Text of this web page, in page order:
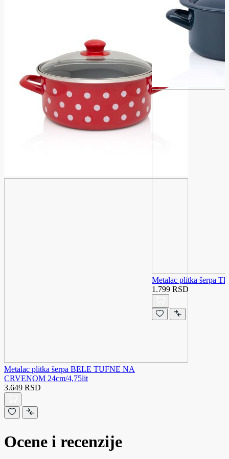
Metalac plitka šerpa BELE TUFNE NA
CRVENOM 24cm/4,75lit
3.649 RSD
Metalac plitka šerpa
1.799 RSD
Ocene i recenzije